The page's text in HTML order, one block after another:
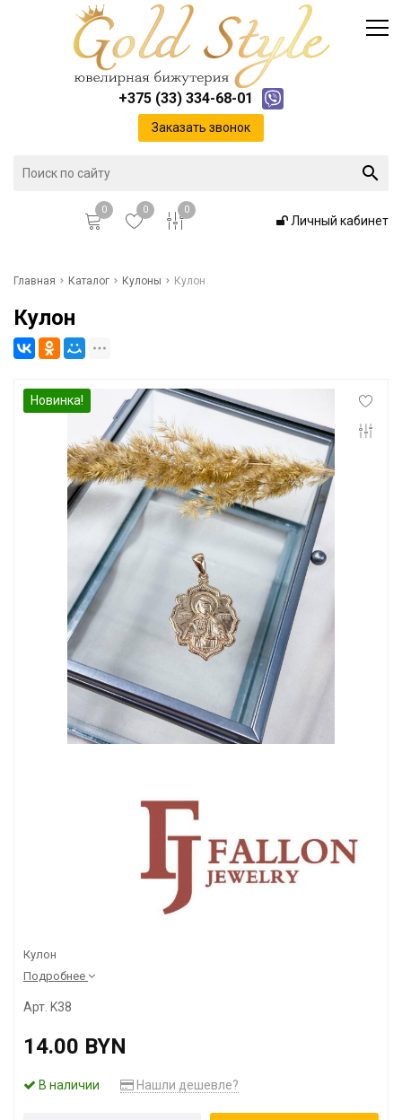
+375 (33) 334-68-01
Заказать звонок
0 0 0
Личный кабинет
Главная
Инфо
Контакты
Положение о cookie-файлах
Главная Каталог Кулоны Кулон
Кулон
Новинка!
Кулон
Подробнее
Арт. K38
14.00 BYN
В наличии Нашли дешевле?
Каталог
Доставка и оплата
Инфо
Контакты
Положение о cookie-файлах